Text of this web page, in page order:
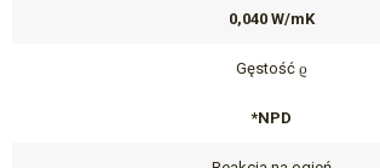
0,040 W/mK
Gęstość ϱ
*NPD